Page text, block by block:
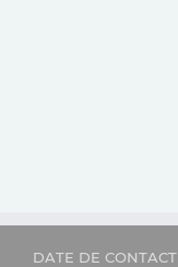
DATE DE CONTACT